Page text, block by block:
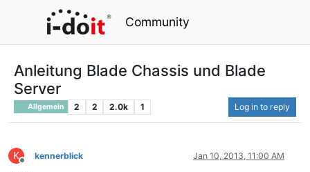
Community
Anleitung Blade Chassis und Blade
Server
Allgemein 2 2 2.0k 1 Log in to reply
K
Offline
kennerblick Jan 10, 2013, 11:00 AM